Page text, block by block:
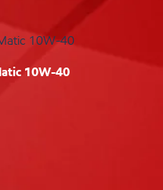
10W-40